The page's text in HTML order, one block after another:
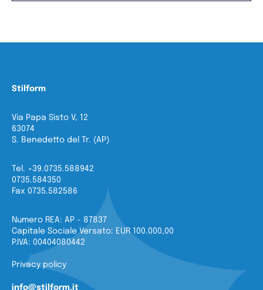
Stilform
Via Papa Sisto V, 12
63074
S. Benedetto del Tr. (AP)
Tel. +39.0735.588942
0735.584350
Fax 0735.582586
Numero REA: AP - 87837
Capitale Sociale Versato: EUR 100.000,00
P.IVA: 00404080442
Privacy policy
info@stilform.it